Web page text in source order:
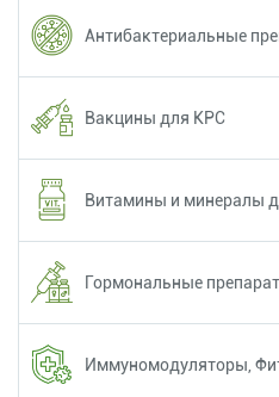
Антибактериальные
Вакцины для КРС
Витамины и минералы
Гормональные
Иммуномодуляторы,